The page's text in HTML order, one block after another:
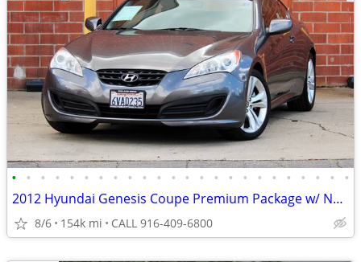
• • • • • • • • • • • • • • • • • • • • • • • •
2012 Hyundai Genesis Coupe Premium Package w/ Navigation & Moonroof
8/6 154k mi CALL 916-409-6800